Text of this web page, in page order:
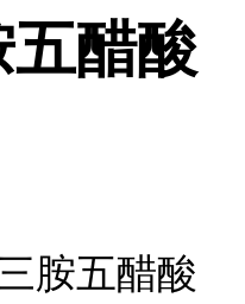
醋酸
胺五醋酸